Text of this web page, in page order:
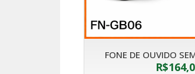
FONE DE OUVIDO
R$